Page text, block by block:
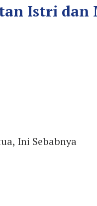
Istri dan